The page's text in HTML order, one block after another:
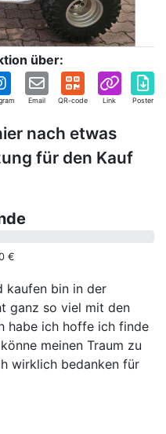
über:
Email QR-code Link Poster
nach etwas
für den Kauf
€
kaufen bin in der
ganz so viel mit den
habe ich hoffe ich finde
meinen Traum zu
wirklich bedanken für